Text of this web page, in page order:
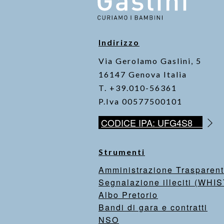
Indirizzo
Via Gerolamo Gaslini, 5
16147 Genova Italia
T. +39.010-56361
P.Iva 00577500101
CODICE IPA: UFG4S8
Strumenti
Amministrazione
Segnalazione illeciti
Albo Pretorio
Bandi di gara e contratti
NSO